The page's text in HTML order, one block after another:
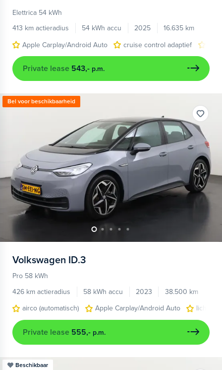
Elettrica 54 kWh
413 km actieradius
54 kWh accu 2025
16.635 km
Apple Carplay/Android Auto
cruise control adaptief
Private lease 543,- p.m.
Bel voor beschikbaarheid
Volkswagen ID.3
Pro 58 kWh
426 km actieradius
58 kWh accu 2023
38.500 km
airco (automatisch)
Apple Carplay/Android Auto
Private lease 555,- p.m.
Beschikbaar